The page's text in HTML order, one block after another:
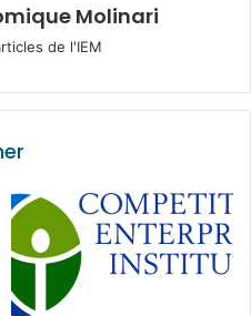
Molinari
de l'IEM